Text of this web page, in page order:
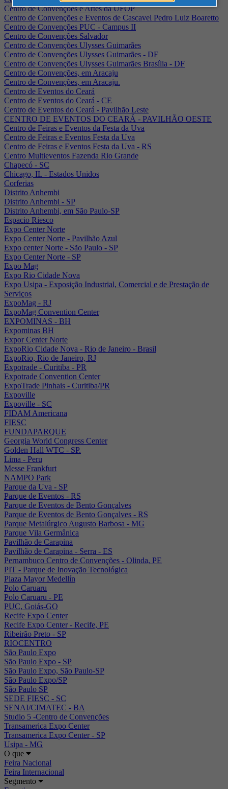
Centro de Convenções e Artes da UFOP
Centro de Convenções e Eventos de Cascavel Pedro Luiz Boaretto
Centro de Convenções PUC - Campus II
Centro de Convenções Salvador
Centro de Convenções Ulysses Guimarães
Centro de Convenções Ulysses Guimarães - DF
Centro de Convenções Ulysses Guimarães Brasília - DF
Centro de Convenções, em Aracaju
Centro de Convenções, em Aracaju.
Centro de Eventos do Ceará
Centro de Eventos do Ceará - CE
Centro de Eventos do Ceará - Pavilhão Leste
CENTRO DE EVENTOS DO CEARÁ - PAVILHÃO OESTE
Centro de Feiras e Eventos da Festa da Uva
Centro de Feiras e Eventos Festa da Uva
Centro de Feiras e Eventos Festa da Uva - RS
Centro Multieventos Fazenda Rio Grande
Chapecó - SC
Chicago, IL - Estados Unidos
Corferias
Distrito Anhembi
Distrito Anhembi - SP
Distrito Anhembi, em São Paulo-SP
Espacio Riesco
Expo Center Norte
Expo Center Norte - Pavilhão Azul
Expo center Norte - São Paulo - SP
Expo Center Norte - SP
Expo Mag
Expo Rio Cidade Nova
Expo Usipa - Exposição Industrial, Comercial e de Prestação de
Serviços
ExpoMag - RJ
ExpoMag Convention Center
EXPOMINAS - BH
Expominas BH
Expor Center Norte
ExpoRio Cidade Nova - Rio de Janeiro - Brasil
ExpoRio, Rio de Janeiro, RJ
Expotrade - Curitiba - PR
Expotrade Convention Center
ExpoTrade Pinhais - Curitiba/PR
Expoville
Expoville - SC
FIDAM Americana
FIESC
FUNDAPARQUE
Georgia World Congress Center
Golden Hall WTC - SP.
Lima - Peru
Messe Frankfurt
NAMPO Park
Parque da Uva - SP
Parque de Eventos - RS
Parque de Eventos de Bento Gonçalves
Parque de Eventos de Bento Gonçalves - RS
Parque Metalúrgico Augusto Barbosa - MG
Parque Vila Germânica
Pavilhão de Carapina
Pavilhão de Carapina - Serra - ES
Pernambuco Centro de Convenções - Olinda, PE
PIT - Parque de Inovação Tecnológica
Plaza Mayor Medellín
Polo Caruaru
Polo Caruaru - PE
PUC, Goiás-GO
Recife Expo Center
Recife Expo Center - Recife, PE
Ribeirão Preto - SP
RIOCENTRO
São Paulo Expo
São Paulo Expo - SP
São Paulo Expo, São Paulo-SP
São Paulo Expo/SP
São Paulo SP
SEDE FIESC - SC
SENAI/CIMATEC - BA
Studio 5 -Centro de Convenções
Transamerica Expo Center
Transamerica Expo Center - SP
Usipa - MG
O que
Feira Nacional
Feira Internacional
Segmento